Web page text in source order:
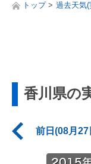
トップ 過去天気(
香川県の
前日(08月27